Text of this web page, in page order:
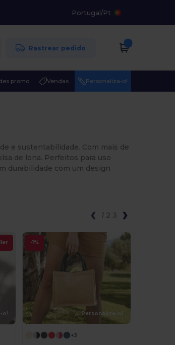
Portugal/Pt
Rastrear pedido
promo Vendas Personaliza-o!
e sustentabilidade. Com mais de
de lona. Perfeitos para uso
durabilidade com um design
1 2 3
o!
-1%
Personalize-o!
+3